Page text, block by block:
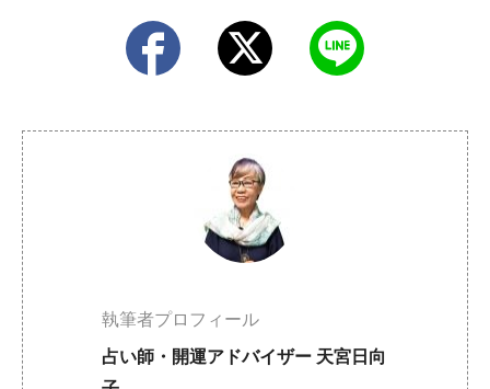
執筆者プロフィール
占い師・開運アドバイザー 天宮日向